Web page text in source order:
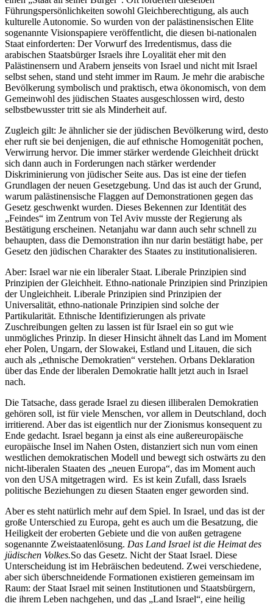
Führungspersönlichkeiten sowohl Gleichberechtigung, als auch
kulturelle Autonomie. So wurden von der palästinensischen Elite
sogenannte Visionspapiere veröffentlicht, die diesen bi-nationalen
Staat einforderten: Der Vorwurf des Irredentismus, dass die
arabischen Staatsbürger Israels ihre Loyalität eher mit den
Palästinensern und Arabern jenseits von Israel und nicht mit Israel
selbst sehen, stand und steht immer im Raum. Je mehr die arabische
Bevölkerung symbolisch und praktisch, etwa ökonomisch, von dem
Gemeinwohl des jüdischen Staates ausgeschlossen wird, desto
selbstbewusster tritt sie als Minderheit auf.
Zugleich gilt: Je ähnlicher sie der jüdischen Bevölkerung wird, desto
eher ruft sie bei denjenigen, die auf ethnische Homogenität pochen,
Verwirrung hervor. Die immer stärker werdende Gleichheit drückt
sich dann auch in Forderungen nach stärker werdender
Diskriminierung von jüdischer Seite aus. Das ist eine der tiefen
Grundlagen der neuen Gesetzgebung. Und das ist auch der Grund,
warum palästinensische Flaggen auf Demonstrationen gegen das
Gesetz geschwenkt wurden. Dieses Bekennen zur Identität des
„Feindes“ im Zentrum von Tel Aviv musste der Regierung als
Bestätigung erscheinen. Netanjahu war dann auch sehr schnell zu
behaupten, dass die Demonstration ihn nur darin bestätigt habe, per
Gesetz den jüdischen Charakter des Staates zu institutionalisieren.
Aber: Israel war nie ein liberaler Staat. Liberale Prinzipien sind
Prinzipien der Gleichheit. Ethno-nationale Prinzipien sind Prinzipien
der Ungleichheit. Liberale Prinzipien sind Prinzipien der
Universalität, ethno-nationale Prinzipien sind solche der
Partikularität. Ethnische Identifizierungen als private
Zuschreibungen gelten zu lassen ist für Israel ein so gut wie
unmögliches Prinzip. In dieser Hinsicht ähnelt das Land im Moment
eher Polen, Ungarn, der Slowakei, Estland und Litauen, die sich
auch als „ethnische Demokratien“ verstehen. Orbans Deklaration
über das Ende der liberalen Demokratie hallt jetzt auch in Israel
nach.
Die Tatsache, dass gerade Israel zu diesen illiberalen Demokratien
gehören soll, ist für viele Menschen, vor allem in Deutschland, doch
irritierend. Aber das ist eigentlich nur der Zionismus konsequent zu
Ende gedacht. Israel begann ja einst als eine außereuropäische
europäische Insel im Nahen Osten, distanziert sich nun vom einen
westlichen demokratischen Modell und bewegt sich ostwärts zu den
nicht-liberalen Staaten des „neuen Europa“, das im Moment auch
von den USA mitgetragen wird. Es ist kein Zufall, dass Israels
politische Beziehungen zu diesen Staaten enger geworden sind.
Aber es steht natürlich mehr auf dem Spiel. In Israel, und das ist der
große Unterschied zu Europa, geht es auch um die Besatzung, die
Heiligkeit der eroberten Gebiete und die von außen getragene
sogenannte Zweistaatenlösung. Das Land Israel ist die Heimat des
jüdischen Volkes.So das Gesetz. Nicht der Staat Israel. Diese
Unterscheidung ist im Hebräischen bedeutend. Zwei verschiedene,
aber sich überschneidende Formationen existieren gemeinsam im
Raum: der Staat Israel mit seinen Institutionen und Staatsbürgern,
die ihrem Leben nachgehen, und das „Land Israel“, eine heilig